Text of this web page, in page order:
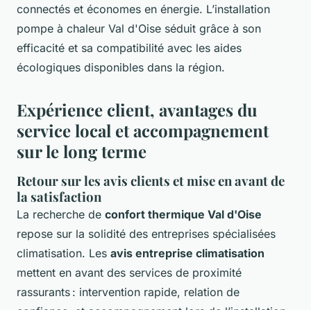
connectés et économes en énergie. L’installation
pompe à chaleur Val d'Oise séduit grâce à son
efficacité et sa compatibilité avec les aides
écologiques disponibles dans la région.
Expérience client, avantages du
service local et accompagnement
sur le long terme
Retour sur les avis clients et mise en avant de
la satisfaction
La recherche de confort thermique Val d'Oise
repose sur la solidité des entreprises spécialisées
climatisation. Les avis entreprise climatisation
mettent en avant des services de proximité
rassurants : intervention rapide, relation de